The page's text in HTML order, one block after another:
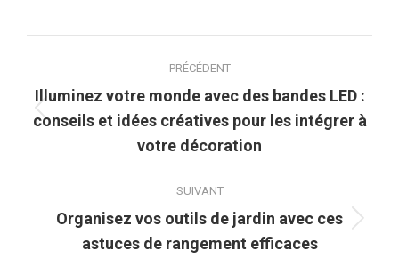
article
PRÉCÉDENT
Article
précédent
Illuminez votre monde avec des bandes LED :
conseils et idées créatives pour les intégrer à
votre décoration
SUIVANT
Article
suivant
Organisez vos outils de jardin avec ces
astuces de rangement efficaces